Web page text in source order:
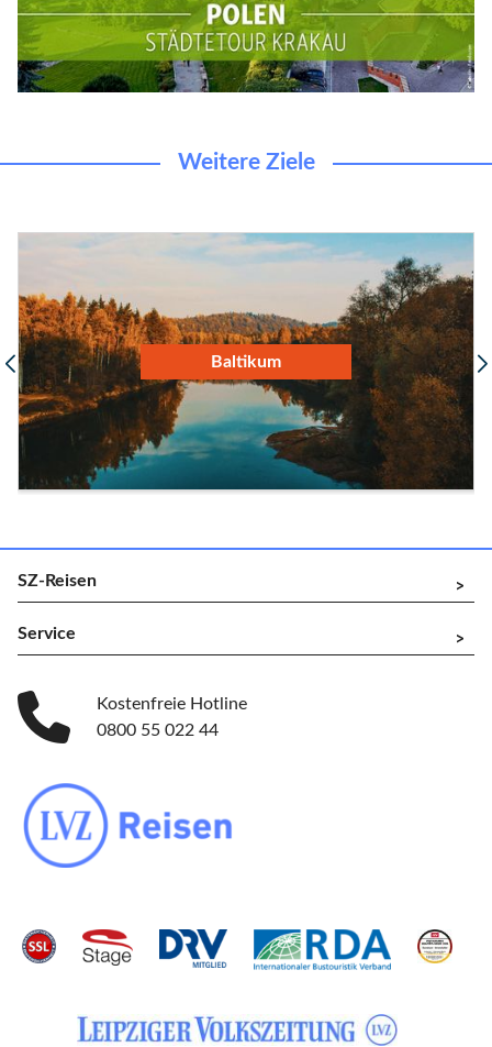
Weitere Ziele
Slowenien
SZ-Reisen ^
Service ^
Kostenfreie Hotline
0800 55 022 44